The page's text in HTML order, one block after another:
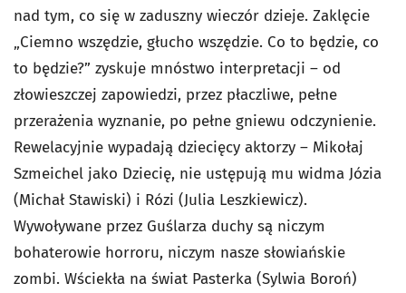
nad tym, co się w zaduszny wieczór dzieje. Zaklęcie
„Ciemno wszędzie, głucho wszędzie. Co to będzie, co
to będzie?” zyskuje mnóstwo interpretacji – od
złowieszczej zapowiedzi, przez płaczliwe, pełne
przerażenia wyznanie, po pełne gniewu odczynienie.
Rewelacyjnie wypadają dziecięcy aktorzy – Mikołaj
Szmeichel jako Dziecię, nie ustępują mu widma Józia
(Michał Stawiski) i Rózi (Julia Leszkiewicz).
Wywoływane przez Guślarza duchy są niczym
bohaterowie horroru, niczym nasze słowiańskie
zombi. Wściekła na świat Pasterka (Sylwia Boroń)